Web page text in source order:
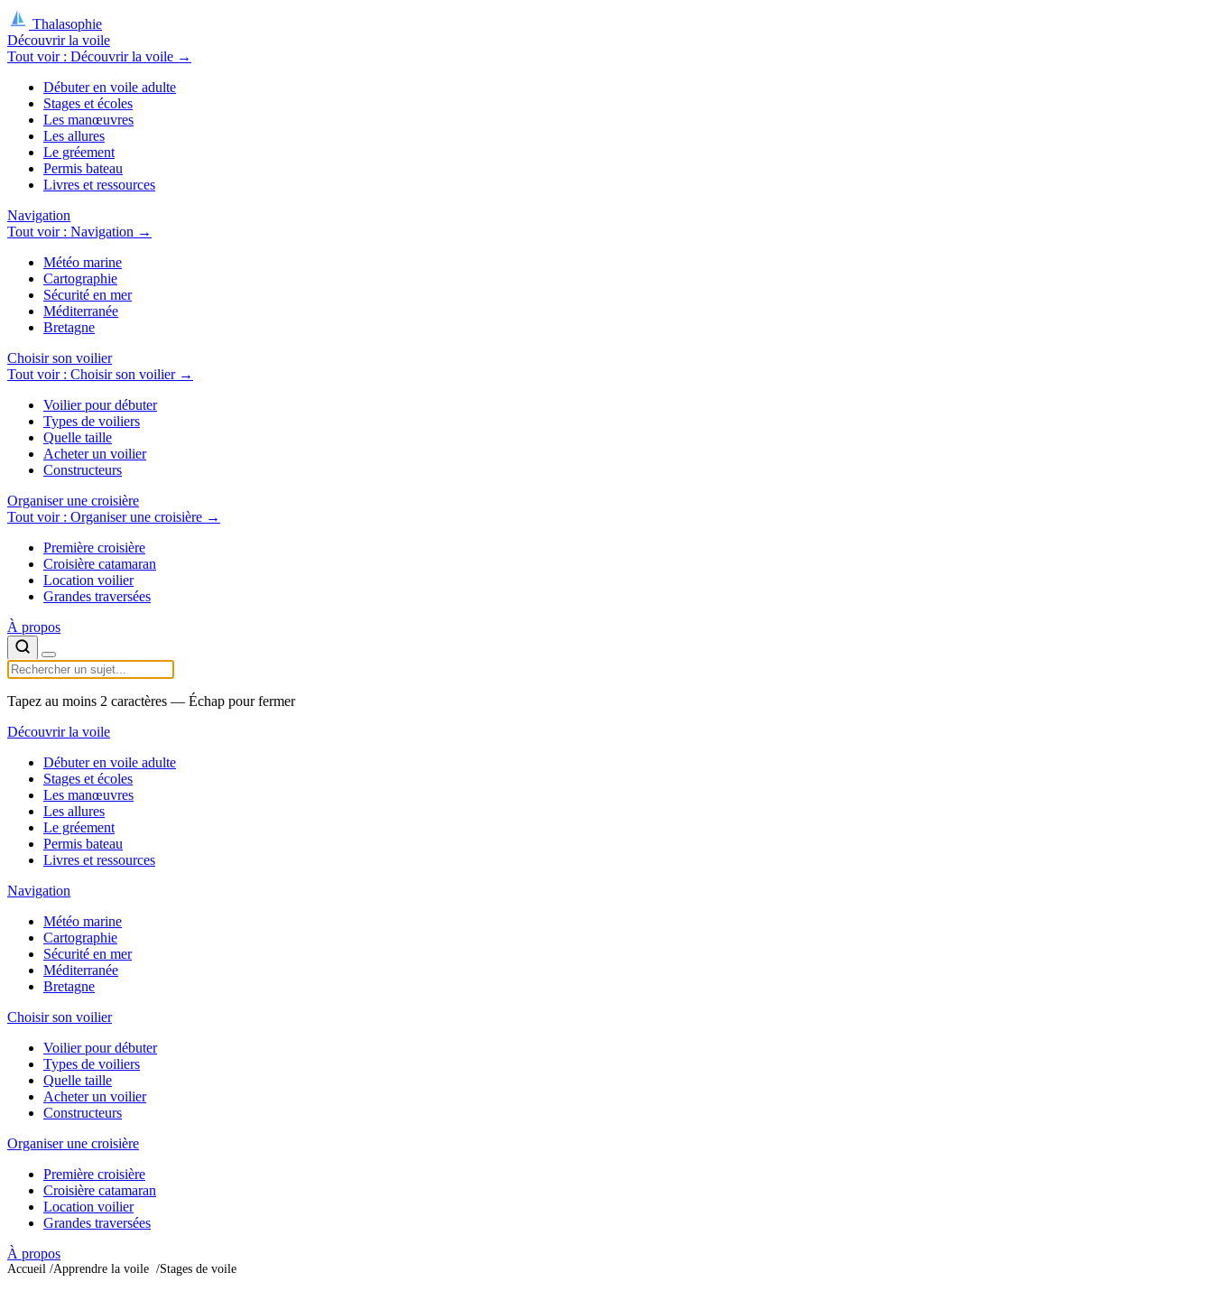
Thalasophie
Découvrir la voile
Tout voir : Découvrir la voile →
Débuter en voile adulte
Stages et écoles
Les manœuvres
Les allures
Le gréement
Permis bateau
Livres et ressources
Navigation
Tout voir : Navigation →
Météo marine
Cartographie
Sécurité en mer
Méditerranée
Bretagne
Choisir son voilier
Tout voir : Choisir son voilier →
Voilier pour débuter
Types de voiliers
Quelle taille
Acheter un voilier
Constructeurs
Organiser une croisière
Tout voir : Organiser une croisière →
Première croisière
Croisière catamaran
Location voilier
Grandes traversées
À propos
Tapez au moins 2 caractères — Échap pour fermer
Découvrir la voile
Débuter en voile adulte
Stages et écoles
Les manœuvres
Les allures
Le gréement
Permis bateau
Livres et ressources
Navigation
Météo marine
Cartographie
Sécurité en mer
Méditerranée
Bretagne
Choisir son voilier
Voilier pour débuter
Types de voiliers
Quelle taille
Acheter un voilier
Constructeurs
Organiser une croisière
Première croisière
Croisière catamaran
Location voilier
Grandes traversées
À propos
Accueil Apprendre la voile Stages de voile